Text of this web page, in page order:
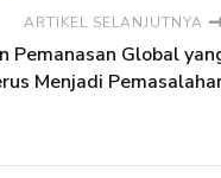
ARTIKEL SELANJUTNYA
Pemanasan Global
Menjadi